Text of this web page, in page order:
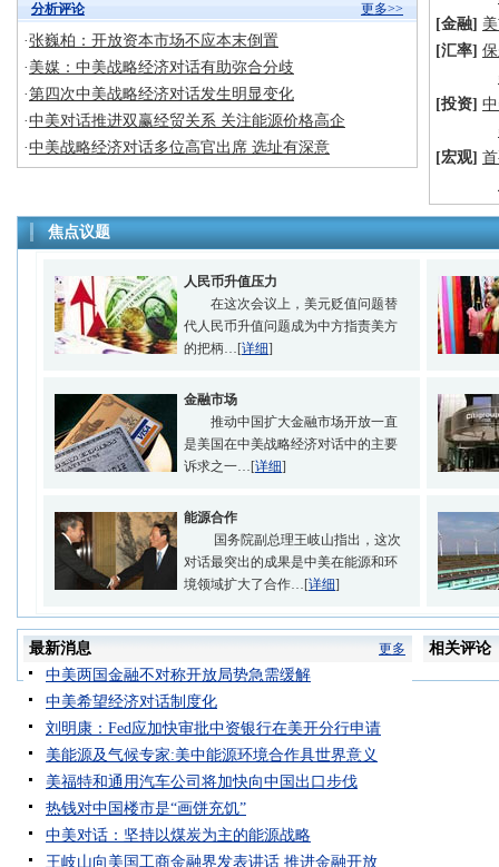
分析评论 更多>>
·张巍柏：开放资本市场不应本末倒置
· 美媒：中美战略经济对话有助弥合分歧
·第四次中美战略经济对话发生明显变化
·中美对话推进双赢经贸关系 关注能源价格高企
·中美战略经济对话多位高官出席 选址有深意
[金融]
[汇率]
[投资]
[宏观]
焦点议题
人民币升值压力
在这次会议上，美元贬值问题替
代人民币升值问题成为中方指责美方
的把柄…[详细]
金融市场
推动中国扩大金融市场开放一直
是美国在中美战略经济对话中的主要
诉求之一…[详细]
能源合作
国务院副总理王岐山指出，这次
对话最突出的成果是中美在能源和环
境领域扩大了合作…[详细]
最新消息 更多
中美两国金融不对称开放局势急需缓解
中美希望经济对话制度化
刘明康：Fed应加快审批中资银行在美开分行申请
美能源及气候专家:美中能源环境合作具世界意义
美福特和通用汽车公司将加快向中国出口步伐
热钱对中国楼市是“画饼充饥”
中美对话：坚持以煤炭为主的能源战略
王岐山向美国工商金融界发表讲话 推进金融开放
相关评论